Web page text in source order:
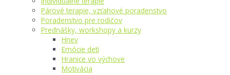
Párové terapie, vzťahové poradenstvo
Poradenstvo pre rodičov
Prednášky, workshopy a kurzy
Hnev
Emócie detí
Hranice vo výchove
Motivácia